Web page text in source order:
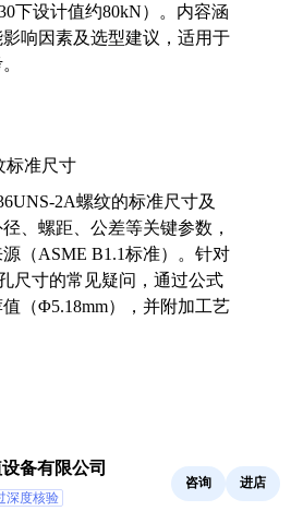
下设计值约80kN）。内容涵
响因素及选型建议，适用于
标准尺寸
2A螺纹的标准尺寸及
、螺距、公差等关键参数，
（ASME B1.1标准）。针对
尺寸的常见疑问，通过公式
（Φ5.18mm），并附加工艺
备有限公司
深度核验
咨询 进店